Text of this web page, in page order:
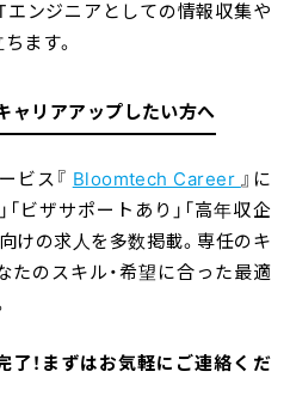
エンジニアとしての情報収集や
ます。
ャリアアップしたい方へ
ビス『 Bloomtech Career 』に
「ビザサポートあり」「高年収企
けの求人を多数掲載。専任のキ
たのスキル・希望に合った最適
了！まずはお気軽にご連絡くだ